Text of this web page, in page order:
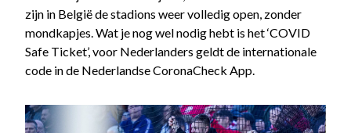
zijn in België de stadions weer volledig open, zonder
mondkapjes. Wat je nog wel nodig hebt is het ‘COVID
Safe Ticket’, voor Nederlanders geldt de internationale
code in de Nederlandse CoronaCheck App.